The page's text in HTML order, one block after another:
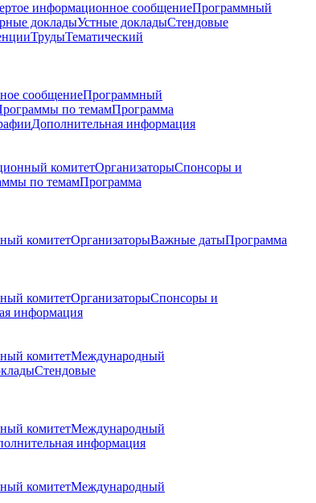
информационное сообщениеПрограммный
докладыУстные докладыСтендовые
ТрудыТематический
сообщениеПрограммный
по темамПрограмма
Дополнительная информация
комитетОрганизаторыСпонсоры и
по темамПрограмма
комитетОрганизаторыВажные датыПрограмма
комитетОрганизаторыСпонсоры и
информация
комитетМеждународный
Стендовые
комитетМеждународный
информация
комитетМеждународный